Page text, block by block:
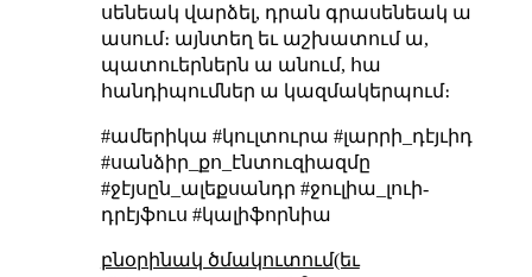
սենեակ վարձել, դրան գրասենեակ ա
ասում։ այնտեղ եւ աշխատում ա,
պատուերներն ա անում, հա
հանդիպումներ ա կազմակերպում։
#ամերիկա #կուլտուրա #լարրի_դէյւիդ
#սանձիր_քո_էնտուզիազմը
#ջէյսըն_ալեքսանդր #ջուլիա_լուի-
դրէյֆուս #կալիֆորնիա
բնօրինակ ծմակուտում(եւ